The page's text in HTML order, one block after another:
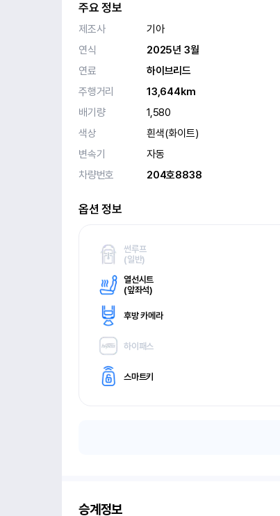
주요 정보
제조사
기아
연식
2025년 3월
연료
하이브리드
주행거리
13,644km
배기량
1,580
색상
흰색(화이트)
변속기
자동
차량번호
204호8838
옵션 정보
썬루프
(일반)
열선시트
(앞좌석)
후방 카메라
하이패스
스마트키
승계정보